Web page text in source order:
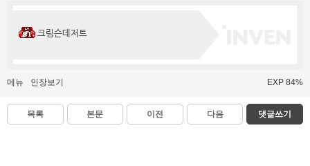
크림슨데저트
메뉴 인장보기 EXP 84%
목록 본문 이전 다음 댓글쓰기